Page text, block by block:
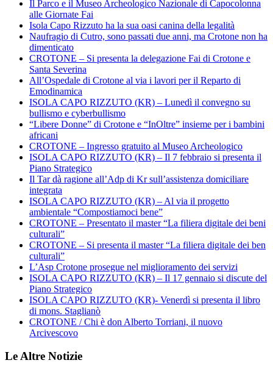
Il Parco e il Museo Archeologico Nazionale di Capocolonna
alle Giornate Fai
Isola Capo Rizzuto ha la sua oasi canina della legalità
Naufragio di Cutro, sono passati due anni, ma Crotone non ha
dimenticato
CROTONE – Si presenta la delegazione Fai di Crotone e
Santa Severina
All’Ospedale di Crotone al via i lavori per il Reparto di
Emodinamica
ISOLA CAPO RIZZUTO (KR) – Lunedì il convegno su
bullismo e cyberbullismo
“Libere Donne” di Crotone e “InOltre” insieme per i bambini
africani
CROTONE – Ingresso gratuito al Museo Archeologico
ISOLA CAPO RIZZUTO (KR) – Il 7 febbraio si presenta il
Piano Strategico
Il Tar dà ragione all’Adp di Kr sull’assistenza domiciliare
integrata
ISOLA CAPO RIZZUTO (KR) – Al via il progetto
ambientale “Compostiamoci bene”
CROTONE – Presentato il master “La filiera digitale dei beni
culturali”
CROTONE – Si presenta il master “La filiera digitale dei ben
culturali”
L’Asp Crotone prosegue nel miglioramento dei servizi
ISOLA CAPO RIZZUTO (KR) – Il 17 gennaio si discute del
Piano Strategico
ISOLA CAPO RIZZUTO (KR)- Venerdì si presenta il libro
di mons. Staglianò
CROTONE / Chi è don Alberto Torriani, il nuovo
Arcivescovo
Le Altre Notizie